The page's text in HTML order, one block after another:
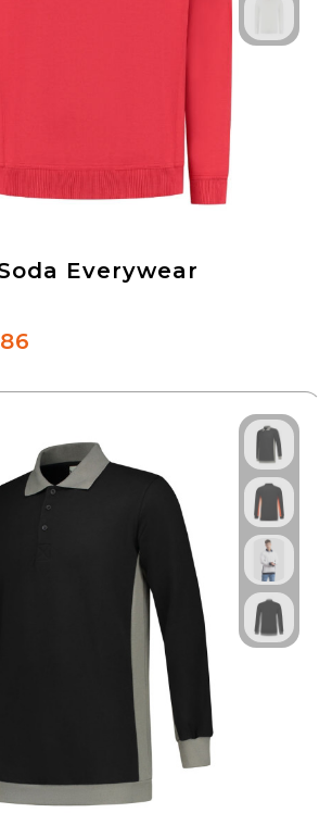
Everywear